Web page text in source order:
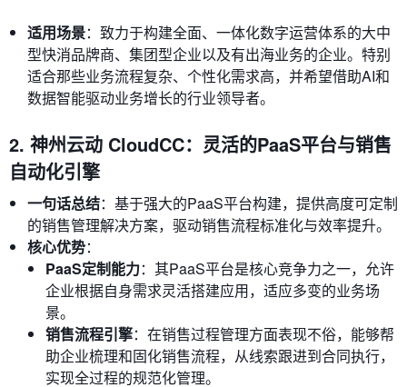
适用场景：致力于构建全面、一体化数字运营体系的大中
型快消品牌商、集团型企业以及有出海业务的企业。特别
适合那些业务流程复杂、个性化需求高，并希望借助AI和
数据智能驱动业务增长的行业领导者。
2. 神州云动 CloudCC：灵活的PaaS平台与销售
自动化引擎
一句话总结：基于强大的PaaS平台构建，提供高度可定制
的销售管理解决方案，驱动销售流程标准化与效率提升。
核心优势：
PaaS定制能力：其PaaS平台是核心竞争力之一，允许
企业根据自身需求灵活搭建应用，适应多变的业务场
景。
销售流程引擎：在销售过程管理方面表现不俗，能够帮
助企业梳理和固化销售流程，从线索跟进到合同执行，
实现全过程的规范化管理。